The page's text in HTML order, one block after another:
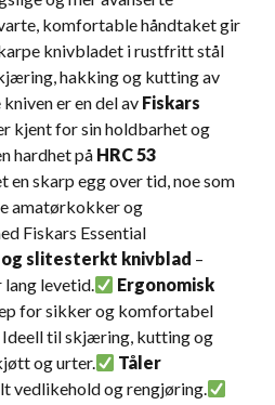
komfortable håndtaket gir
knivbladet i rustfritt stål
hakking og kutting av
er en del av Fiskars
kjent for sin holdbarhet og
hardhet på HRC 53
skarp egg over tid, noe som
amatørkokker og
Fiskars Essential
slitesterkt knivblad –
levetid.
Ergonomisk
for sikker og komfortabel
Ideell til skjæring, kutting og
og urter.
Tåler
vedlikehold og rengjøring.